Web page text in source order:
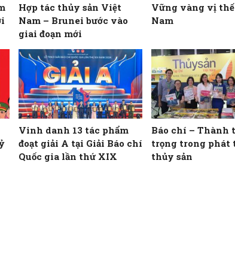
Hợp tác thủy sản Việt
Nam – Brunei bước vào
giai đoạn mới
Vững vàng vị
Nam
Vinh danh 13 tác phẩm
đoạt giải A tại Giải Báo chí
Quốc gia lần thứ XIX
Báo chí – Thành
trọng trong phát
thủy sản